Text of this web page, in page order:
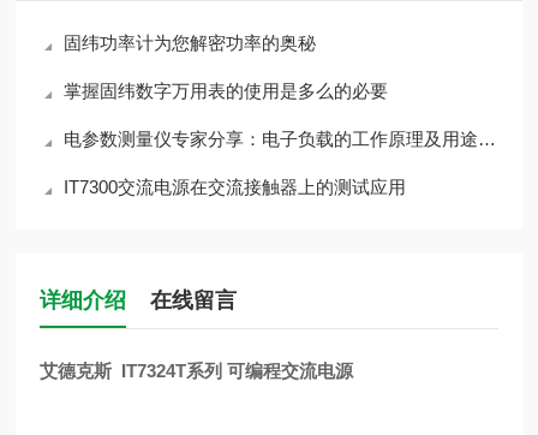
固纬功率计为您解密功率的奥秘
掌握固纬数字万用表的使用是多么的必要
电参数测量仪专家分享：电子负载的工作原理及用途作用
IT7300交流电源在交流接触器上的测试应用
详细介绍 在线留言
艾德克斯 IT7324T系列 可编程交流电源